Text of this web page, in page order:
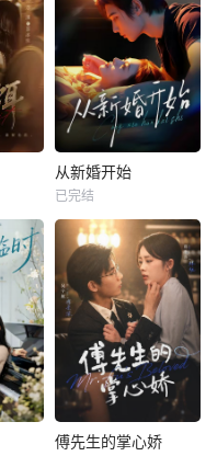
从新婚开始
已完结
傅先生的掌心娇